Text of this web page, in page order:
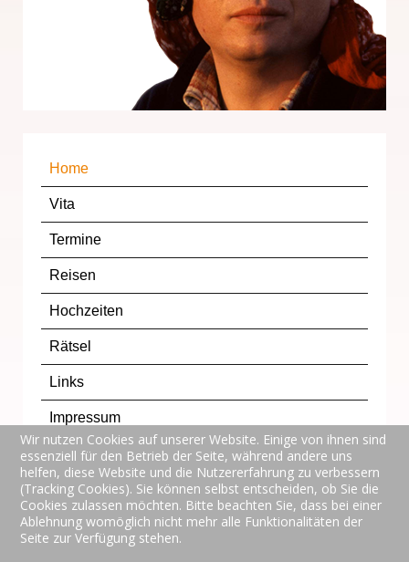
Home
Vita
Termine
Reisen
Hochzeiten
Rätsel
Links
Impressum
Datenschutzerklärung
TOP
be-office
Office Dienstleistungen Bertram Englbauer,
Wir nutzen Cookies auf unserer Website. Einige von ihnen sind
essenziell für den Betrieb der Seite, während andere uns
helfen, diese Website und die Nutzererfahrung zu verbessern
(Tracking Cookies). Sie können selbst entscheiden, ob Sie die
Cookies zulassen möchten. Bitte beachten Sie, dass bei einer
Ablehnung womöglich nicht mehr alle Funktionalitäten der
Seite zur Verfügung stehen.